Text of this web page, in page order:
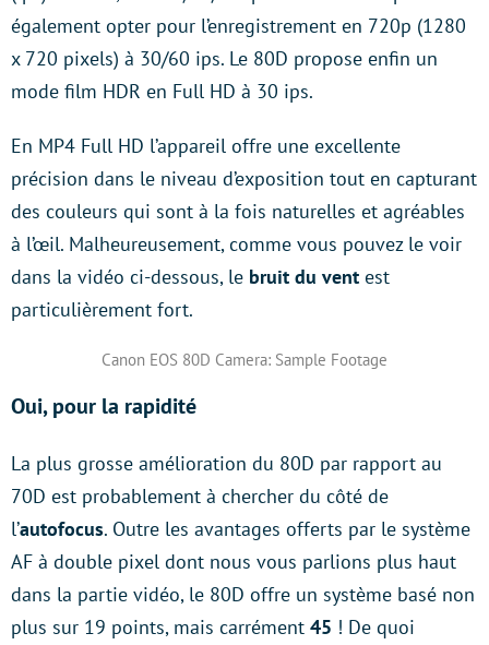
également opter pour l’enregistrement en 720p (1280
x 720 pixels) à 30/60 ips. Le 80D propose enfin un
mode film HDR en Full HD à 30 ips.
En MP4 Full HD l’appareil offre une excellente
précision dans le niveau d’exposition tout en capturant
des couleurs qui sont à la fois naturelles et agréables
à l’œil. Malheureusement, comme vous pouvez le voir
dans la vidéo ci-dessous, le bruit du vent est
particulièrement fort.
Canon EOS 80D Camera: Sample Footage
Oui, pour la rapidité
La plus grosse amélioration du 80D par rapport au
70D est probablement à chercher du côté de
l’autofocus. Outre les avantages offerts par le système
AF à double pixel dont nous vous parlions plus haut
dans la partie vidéo, le 80D offre un système basé non
plus sur 19 points, mais carrément 45 ! De quoi